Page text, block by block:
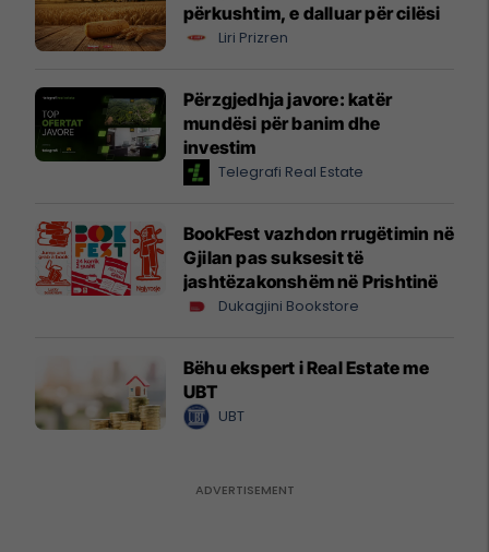
përkushtim, e dalluar për cilësi
Liri Prizren
Përzgjedhja javore: katër
mundësi për banim dhe
investim
Telegrafi Real Estate
BookFest vazhdon rrugëtimin në
Gjilan pas suksesit të
jashtëzakonshëm në Prishtinë
Dukagjini Bookstore
Bëhu ekspert i Real Estate me
UBT
UBT